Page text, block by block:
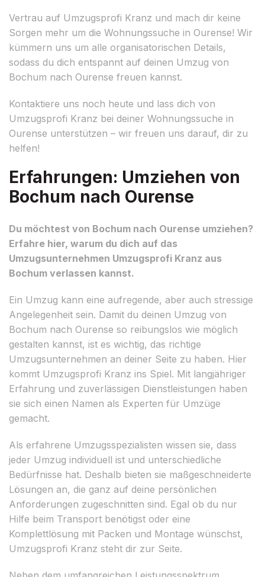
Vertrau auf Umzugsprofi Kranz und mach dir keine
Sorgen mehr um die Wohnungssuche in Ourense! Wir
kümmern uns um alle organisatorischen Details,
sodass du dich entspannt auf deinen Umzug von
Bochum nach Ourense freuen kannst.
Kontaktiere uns noch heute und lass dich von
Umzugsprofi Kranz bei deiner Wohnungssuche in
Ourense unterstützen – wir freuen uns darauf, dir zu
helfen!
Erfahrungen: Umziehen von
Bochum nach Ourense
Du möchtest von Bochum nach Ourense umziehen?
Erfahre hier, warum du dich auf das
Umzugsunternehmen Umzugsprofi Kranz aus
Bochum verlassen kannst.
Ein Umzug kann eine aufregende, aber auch stressige
Angelegenheit sein. Damit du deinen Umzug von
Bochum nach Ourense so reibungslos wie möglich
gestalten kannst, ist es wichtig, das richtige
Umzugsunternehmen an deiner Seite zu haben. Hier
kommt Umzugsprofi Kranz ins Spiel. Mit langjähriger
Erfahrung und zuverlässigen Dienstleistungen haben
sie sich einen Namen als Experten für Umzüge
gemacht.
Als erfahrene Umzugsspezialisten wissen sie, dass
jeder Umzug individuell ist und unterschiedliche
Bedürfnisse hat. Deshalb bieten sie maßgeschneiderte
Lösungen an, die ganz auf deine persönlichen
Anforderungen zugeschnitten sind. Egal ob du nur
Hilfe beim Transport benötigst oder eine
Komplettlösung mit Packen und Montage wünschst,
Umzugsprofi Kranz steht dir zur Seite.